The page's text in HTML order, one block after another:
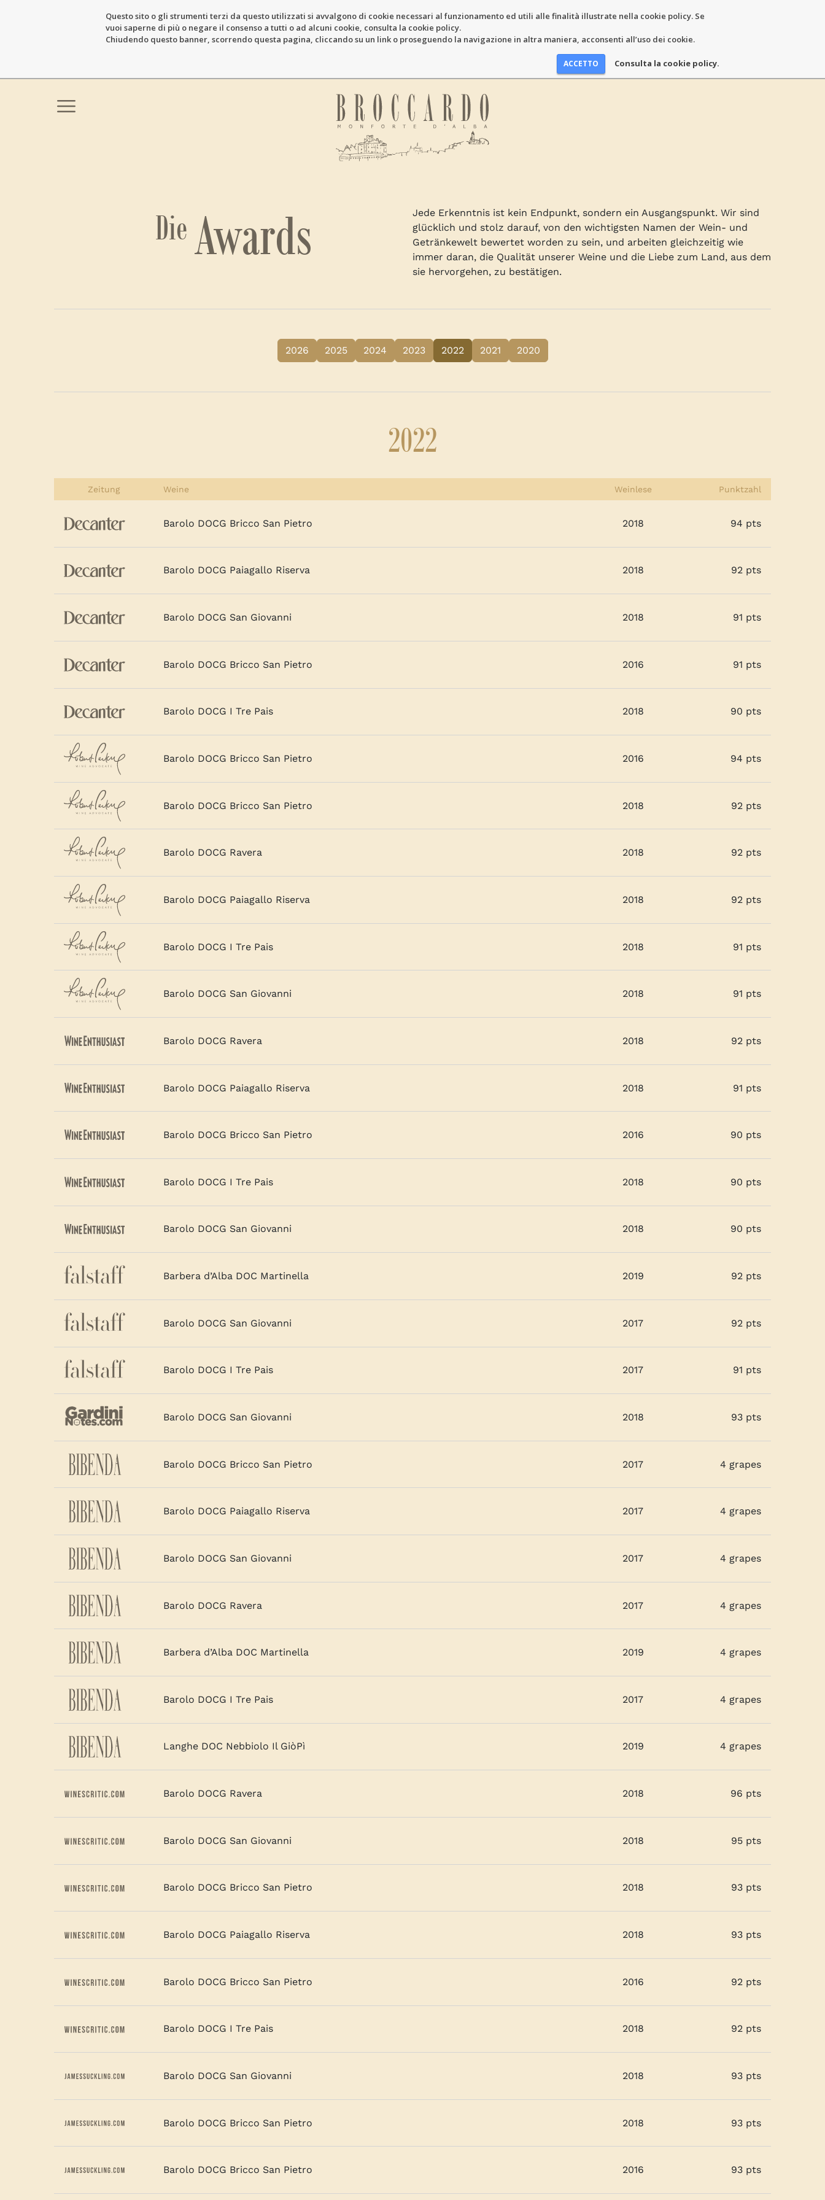
Questo sito o gli strumenti terzi da questo utilizzati si avvalgono di cookie necessari al funzionamento ed utili alle finalità illustrate nella cookie policy. Se
vuoi saperne di più o negare il consenso a tutti o ad alcuni cookie, consulta la cookie policy.
Chiudendo questo banner, scorrendo questa pagina, cliccando su un link o proseguendo la navigazione in altra maniera, acconsenti all’uso dei cookie.
Consulta la cookie policy.
DieAwards
Jede Erkenntnis ist kein Endpunkt, sondern ein Ausgangspunkt. Wir sind
glücklich und stolz darauf, von den wichtigsten Namen der Wein- und
Getränkewelt bewertet worden zu sein, und arbeiten gleichzeitig wie
immer daran, die Qualität unserer Weine und die Liebe zum Land, aus dem
sie hervorgehen, zu bestätigen.
2026 2025 2024 2023 2022 2021 2020
2022
Zeitung Weine Weinlese Punktzahl
Barolo DOCG Bricco San Pietro 2018 94 pts
Barolo DOCG Paiagallo Riserva 2018 92 pts
Barolo DOCG San Giovanni 2018 91 pts
Barolo DOCG Bricco San Pietro 2016 91 pts
Barolo DOCG I Tre Pais 2018 90 pts
Barolo DOCG Bricco San Pietro 2016 94 pts
Barolo DOCG Bricco San Pietro 2018 92 pts
Barolo DOCG Ravera 2018 92 pts
Barolo DOCG Paiagallo Riserva 2018 92 pts
Barolo DOCG I Tre Pais 2018 91 pts
Barolo DOCG San Giovanni 2018 91 pts
Barolo DOCG Ravera 2018 92 pts
Barolo DOCG Paiagallo Riserva 2018 91 pts
Barolo DOCG Bricco San Pietro 2016 90 pts
Barolo DOCG I Tre Pais 2018 90 pts
Barolo DOCG San Giovanni 2018 90 pts
Barbera d’Alba DOC Martinella 2019 92 pts
Barolo DOCG San Giovanni 2017 92 pts
Barolo DOCG I Tre Pais 2017 91 pts
Barolo DOCG San Giovanni 2018 93 pts
Barolo DOCG Bricco San Pietro 2017 4 grapes
Barolo DOCG Paiagallo Riserva 2017 4 grapes
Barolo DOCG San Giovanni 2017 4 grapes
Barolo DOCG Ravera 2017 4 grapes
Barbera d’Alba DOC Martinella 2019 4 grapes
Barolo DOCG I Tre Pais 2017 4 grapes
Langhe DOC Nebbiolo Il GiòPì 2019 4 grapes
Barolo DOCG Ravera 2018 96 pts
Barolo DOCG San Giovanni 2018 95 pts
Barolo DOCG Bricco San Pietro 2018 93 pts
Barolo DOCG Paiagallo Riserva 2018 93 pts
Barolo DOCG Bricco San Pietro 2016 92 pts
Barolo DOCG I Tre Pais 2018 92 pts
Barolo DOCG San Giovanni 2018 93 pts
Barolo DOCG Bricco San Pietro 2018 93 pts
Barolo DOCG Bricco San Pietro 2016 93 pts